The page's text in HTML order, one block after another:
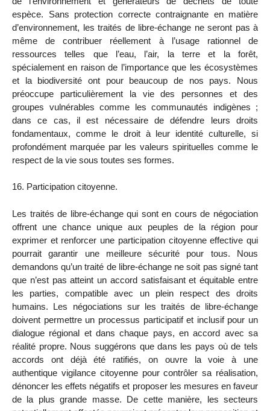
espèce. Sans protection correcte contraignante en matière
d’environnement, les traités de libre-échange ne seront pas à
même de contribuer réellement à l’usage rationnel de
ressources telles que l’eau, l’air, la terre et la forêt,
spécialement en raison de l’importance que les écosystèmes
et la biodiversité ont pour beaucoup de nos pays. Nous
préoccupe particulièrement la vie des personnes et des
groupes vulnérables comme les communautés indigènes ;
dans ce cas, il est nécessaire de défendre leurs droits
fondamentaux, comme le droit à leur identité culturelle, si
profondément marquée par les valeurs spirituelles comme le
respect de la vie sous toutes ses formes.
16. Participation citoyenne.
Les traités de libre-échange qui sont en cours de négociation
offrent une chance unique aux peuples de la région pour
exprimer et renforcer une participation citoyenne effective qui
pourrait garantir une meilleure sécurité pour tous. Nous
demandons qu’un traité de libre-échange ne soit pas signé tant
que n’est pas atteint un accord satisfaisant et équitable entre
les parties, compatible avec un plein respect des droits
humains. Les négociations sur les traités de libre-échange
doivent permettre un processus participatif et inclusif pour un
dialogue régional et dans chaque pays, en accord avec sa
réalité propre. Nous suggérons que dans les pays où de tels
accords ont déjà été ratifiés, on ouvre la voie à une
authentique vigilance citoyenne pour contrôler sa réalisation,
dénoncer les effets négatifs et proposer les mesures en faveur
de la plus grande masse. De cette manière, les secteurs